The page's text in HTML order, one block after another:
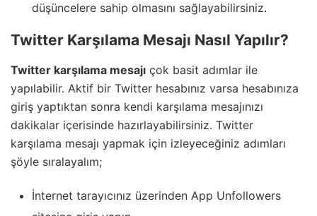
düşüncelere sahip olmasını sağlayabilirsiniz.
Twitter Karşılama Mesajı Nasıl Yapılır?
Twitter karşılama mesajı çok basit adımlar ile
yapılabilir. Aktif bir Twitter hesabınız varsa hesabınıza
giriş yaptıktan sonra kendi karşılama mesajınızı
dakikalar içerisinde hazırlayabilirsiniz. Twitter
karşılama mesajı yapmak için izleyeceğiniz adımları
şöyle sıralayalım;
İnternet tarayıcınız üzerinden App Unfollowers